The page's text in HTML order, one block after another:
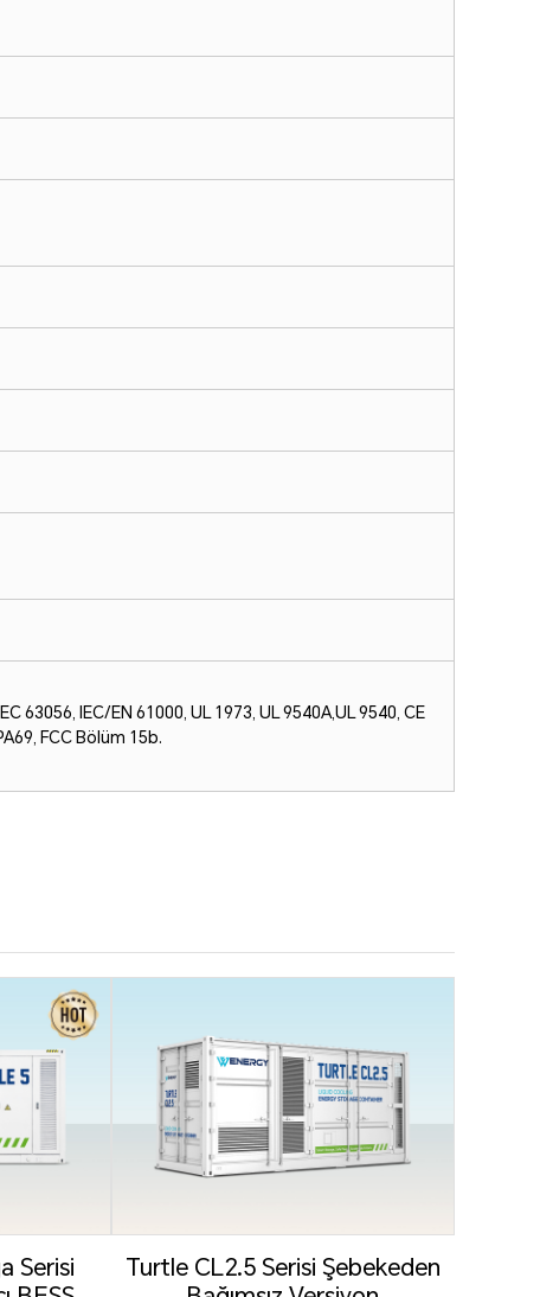
63056, IEC/EN 61000, UL 1973, UL 9540A,UL 9540, CE
FCC Bölüm 15b.
Serisi
Turtle CL2.5 Serisi Şebekeden